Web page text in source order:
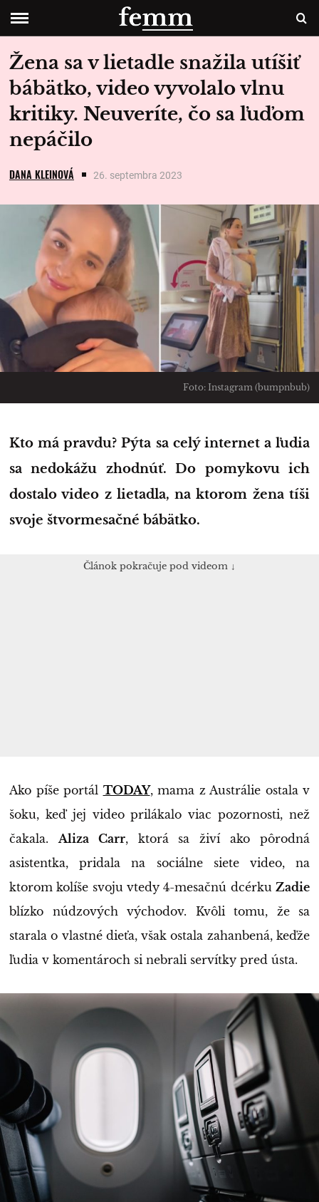
Žena sa v lietadle snažila utíšiť
bábätko, video vyvolalo vlnu
kritiky. Neuveríte, čo sa ľuďom
nepáčilo
DANA KLEINOVÁ 26. septembra 2023
Foto: Instagram (bumpnbub)
Kto má pravdu? Pýta sa celý internet a ľudia
sa nedokážu zhodnúť. Do pomykovu ich
dostalo video z lietadla, na ktorom žena tíši
svoje štvormesačné bábätko.
Článok pokračuje pod videom ↓
Ako píše portál TODAY, mama z Austrálie ostala v
šoku, keď jej video prilákalo viac pozornosti, než
čakala. Aliza Carr, ktorá sa živí ako pôrodná
asistentka, pridala na sociálne siete video, na
ktorom kolíše svoju vtedy 4-mesačnú dcérku Zadie
blízko núdzových východov. Kvôli tomu, že sa
starala o vlastné dieťa, však ostala zahanbená, keďže
ľudia v komentároch si nebrali servítky pred ústa.